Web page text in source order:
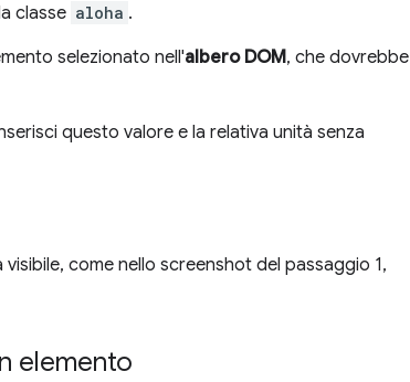
classe aloha .
selezionato nell'albero DOM, che dovrebbe
questo valore e la relativa unità senza
come nello screenshot del passaggio 1,
elemento